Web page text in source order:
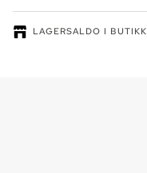
LAGERSALDO I BUTIKK